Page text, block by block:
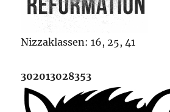
Nizzaklassen: 16, 25, 41
302013028353